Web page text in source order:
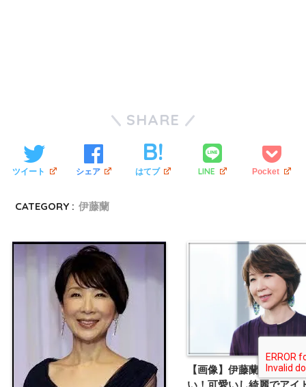
SHARE
ツイート シェア はてブ LINE Pocket
CATEGORY : 伊藤蘭
【画像】伊藤蘭のスタイ